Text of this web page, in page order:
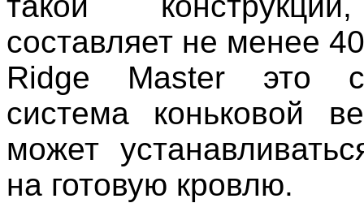
составляет не менее
Ridge Master это
система коньковой
может
на готовую кровлю.